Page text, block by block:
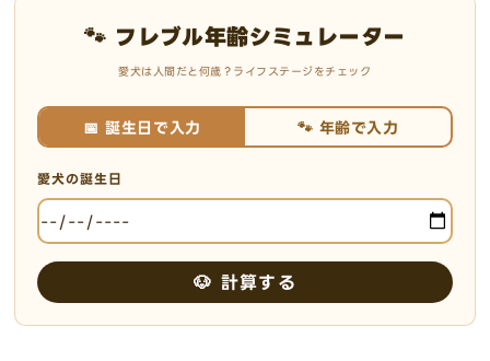
🐾 フレブル年齢シミュレーター
愛犬は人間だと何歳？ライフステージをチェック
📅 誕生日で入力 🐾 年齢で入力
愛犬の誕生日
🐶 計算する